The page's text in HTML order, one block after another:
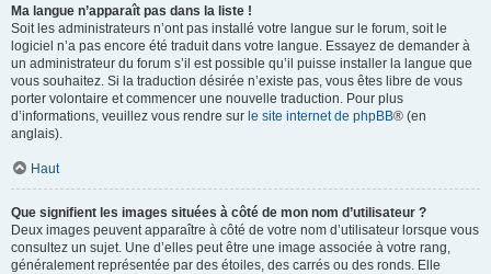
Ma langue n’apparaît pas dans la liste !
Soit les administrateurs n’ont pas installé votre langue sur le forum, soit le
logiciel n’a pas encore été traduit dans votre langue. Essayez de demander à
un administrateur du forum s’il est possible qu’il puisse installer la langue que
vous souhaitez. Si la traduction désirée n’existe pas, vous êtes libre de vous
porter volontaire et commencer une nouvelle traduction. Pour plus
d’informations, veuillez vous rendre sur le site internet de phpBB® (en
anglais).
Haut
Que signifient les images situées à côté de mon nom d’utilisateur ?
Deux images peuvent apparaître à côté de votre nom d’utilisateur lorsque vous
consultez un sujet. Une d’elles peut être une image associée à votre rang,
généralement représentée par des étoiles, des carrés ou des ronds. Elle